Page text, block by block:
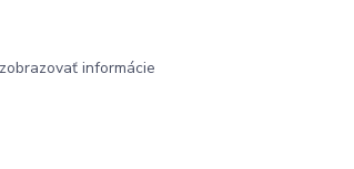
informácie